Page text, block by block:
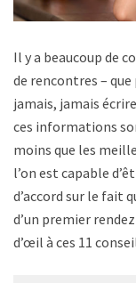
Il y a beaucoup de
de rencontres – que
jamais, jamais
ces informations
moins que les
l’on est capable
d’accord sur le fait
d’un premier
d’œil à ces 11